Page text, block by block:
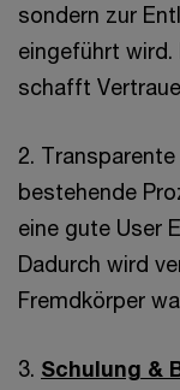
sondern zur
eingeführt wird.
schafft
2.
bestehende
eine gute User
Dadurch wird
Fremdkörper
3. Schulung &